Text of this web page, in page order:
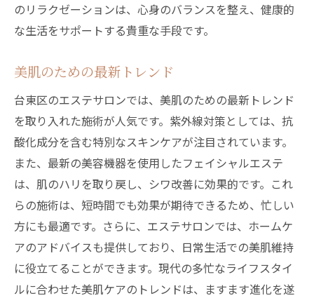
のリラクゼーションは、心身のバランスを整え、健康的
な生活をサポートする貴重な手段です。
美肌のための最新トレンド
台東区のエステサロンでは、美肌のための最新トレンド
を取り入れた施術が人気です。紫外線対策としては、抗
酸化成分を含む特別なスキンケアが注目されています。
また、最新の美容機器を使用したフェイシャルエステ
は、肌のハリを取り戻し、シワ改善に効果的です。これ
らの施術は、短時間でも効果が期待できるため、忙しい
方にも最適です。さらに、エステサロンでは、ホームケ
アのアドバイスも提供しており、日常生活での美肌維持
に役立てることができます。現代の多忙なライフスタイ
ルに合わせた美肌ケアのトレンドは、ますます進化を遂